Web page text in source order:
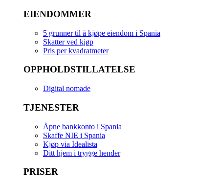
EIENDOMMER
5 grunner til å kjøpe eiendom i Spania
Skatter ved kjøp
Pris per kvadratmeter
OPPHOLDSTILLATELSE
Digital nomade
TJENESTER
Åpne bankkonto i Spania
Skaffe NIE i Spania
Kjøp via Idealista
Ditt hjem i trygge hender
PRISER